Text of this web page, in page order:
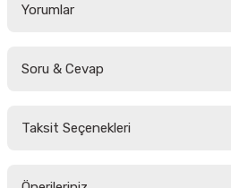
Yorumlar
Soru & Cevap
Taksit Seçenekleri